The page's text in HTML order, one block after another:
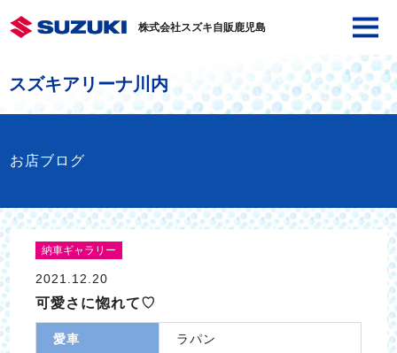
株式会社スズキ自販鹿児島
スズキアリーナ川内
お店ブログ
納車ギャラリー
2021.12.20
可愛さに惚れて♡
愛車 ラパン